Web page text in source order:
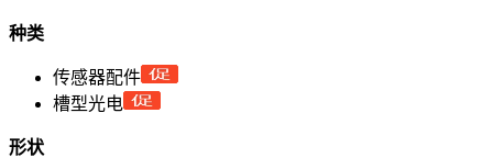
种类
传感器配件
槽型光电
形状